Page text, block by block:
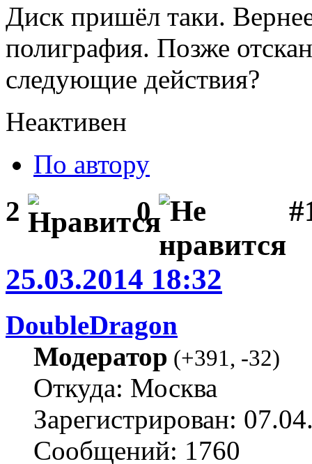
Диск пришёл таки.
полиграфия. Позже
следующие действия?
Неактивен
По автору
2 0
25.03.2014 18:32
DoubleDragon
Модератор (+391, -32)
Откуда: Москва
Зарегистрирован:
Сообщений: 1760